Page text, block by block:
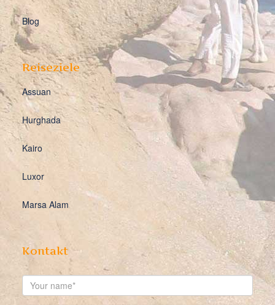
Blog
Reiseziele
Assuan
Hurghada
Kairo
Luxor
Marsa Alam
Kontakt